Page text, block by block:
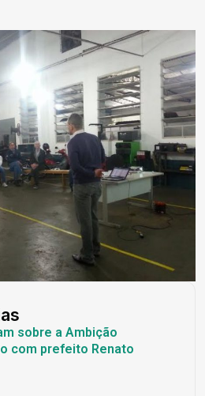
sobre a Ambição
com prefeito Renato